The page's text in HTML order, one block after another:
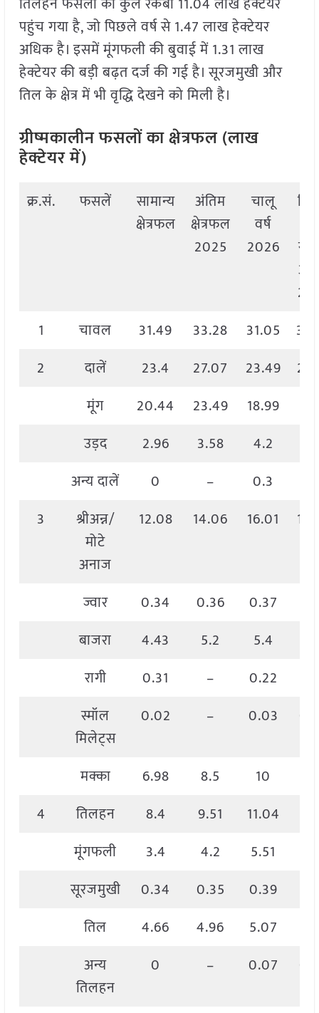
पहुंच गया है, जो पिछले वर्ष से 1.47 लाख हेक्टेयर
अधिक है। इसमें मूंगफली की बुवाई में 1.31 लाख
हेक्टेयर की बड़ी बढ़त दर्ज की गई है। सूरजमुखी और
तिल के क्षेत्र में भी वृद्धि देखने को मिली है।
ग्रीष्मकालीन फसलों का क्षेत्रफल (लाख
हेक्टेयर में)
क्र.सं. फसलें
सामान्य
क्षेत्रफल
अंतिम
क्षेत्रफल
2025
चालू
वर्ष
2026
1
चावल 31.49 33.28 31.05
2
दालें 23.4 27.07 23.49
मूंग
20.44 23.49 18.99
उड़द
2.96 3.58 4.2
अन्य दालें
0 – 0.3
3
श्रीअन्न/
मोटे
अनाज
12.08 14.06 16.01
ज्वार 0.34 0.36 0.37
बाजरा
4.43 5.2 5.4
रागी
0.31 – 0.22
स्मॉल
मिलेट्स
0.02 – 0.03
मक्का 6.98 8.5 10
4
तिलहन 8.4 9.51 11.04
मूंगफली
3.4 4.2 5.51
सूरजमुखी
0.34 0.35 0.39
तिल
4.66 4.96 5.07
अन्य
तिलहन
0 – 0.07